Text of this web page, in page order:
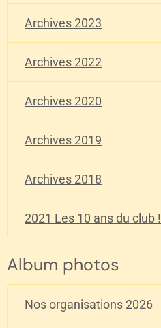
Archives 2023
Archives 2022
Archives 2020
Archives 2019
Archives 2018
2021 Les 10 ans du club !
Album photos
Nos organisations 2026